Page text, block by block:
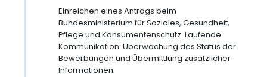
Einreichen eines Antrags beim
Bundesministerium für Soziales, Gesundheit,
Pflege und Konsumentenschutz. Laufende
Kommunikation: Überwachung des Status der
Bewerbungen und Übermittlung zusätzlicher
Informationen.